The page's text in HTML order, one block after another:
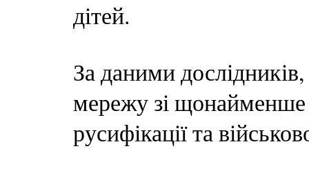
дітей.
За даними
мережу зі щонайменше
русифікації та